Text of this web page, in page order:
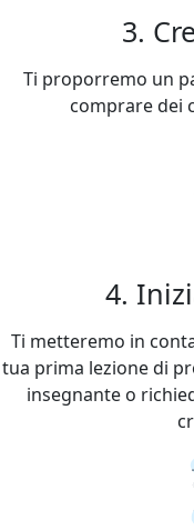
3.
Ti proporremo un
comprare dei
4.
Ti metteremo in
tua prima lezione di
insegnante o